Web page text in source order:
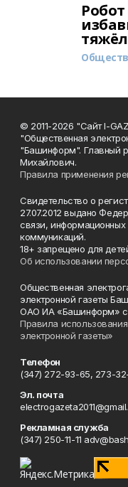
© 2011-2026 "Сайт I-
"Общественная
"Башинформ". Главный
Михайлович.
Правила применения
Свидетельство о
27.07.2012 выдано
связи,
коммуникаций.
18+ запрещено для
Об использовании
Общественная
электронной газеты
ОАО ИА «Башинформ» с
Правила
электронной газеты»
Телефон
(347) 272-93-65, 273-
Эл. почта
Рекламная служба
(347) 250-11-11